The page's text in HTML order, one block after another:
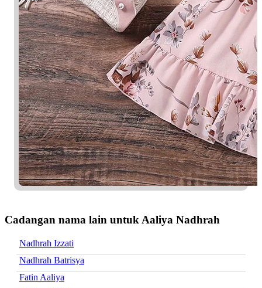
Cadangan nama lain untuk Aaliya Nadhrah
Nadhrah Izzati
Nadhrah Batrisya
Fatin Aaliya